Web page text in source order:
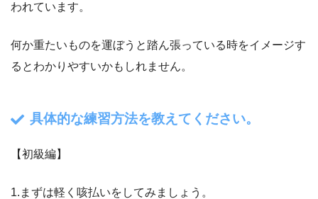
われています。
何か重たいものを運ぼうと踏ん張っている時をイメージす
るとわかりやすいかもしれません。
具体的な練習方法を教えてください。
【初級編】
1.まずは軽く咳払いをしてみましょう。